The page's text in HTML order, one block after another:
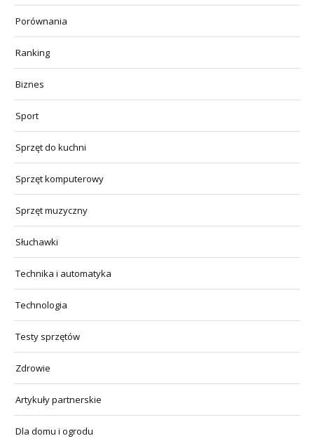
Porównania
Ranking
Biznes
Sport
Sprzęt do kuchni
Sprzęt komputerowy
Sprzęt muzyczny
Słuchawki
Technika i automatyka
Technologia
Testy sprzętów
Zdrowie
Artykuły partnerskie
Dla domu i ogrodu